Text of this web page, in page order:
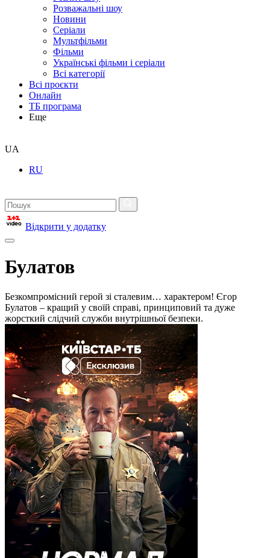
Розважальні шоу
Новини
Серіали
Мультфільми
Фільми
Українські фільми і серіали
Всі категорії
Всі проєкти
Онлайн
ТБ програма
Еще
UA
RU
Відкрити у додатку
Булатов
Безкомпромісний герой зі сталевим… характером! Єгор
Булатов – кращий у своїй справі, принциповий та дуже
жорсткий слідчий служби внутрішньої безпеки.